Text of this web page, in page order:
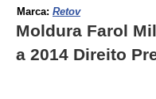
Marca: Retov
Moldura Farol
a 2014 Direito